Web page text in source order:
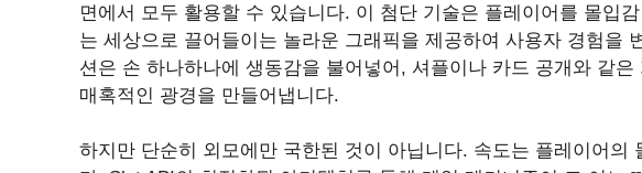
면에서 모두 활용할 수 있습니다. 이 첨단 기술은 플레이어를 몰입
는 세상으로 끌어들이는 놀라운 그래픽을 제공하여 사용자 경험을
션은 손 하나하나에 생동감을 불어넣어, 셔플이나 카드 공개와 같
매혹적인 광경을 만들어냅니다.
하지만 단순히 외모에만 국한된 것이 아닙니다. 속도는 플레이어의